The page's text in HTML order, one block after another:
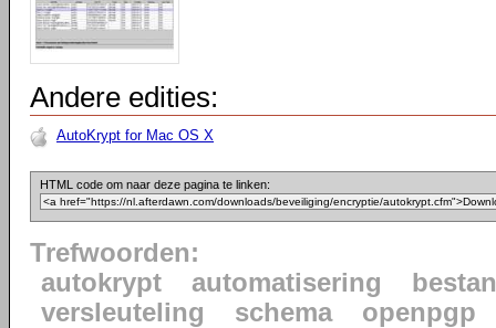
Andere edities:
AutoKrypt for Mac OS X
HTML code om naar deze pagina te linken:
Trefwoorden:
autokrypt
automatisering
versleuteling
schema openpgp